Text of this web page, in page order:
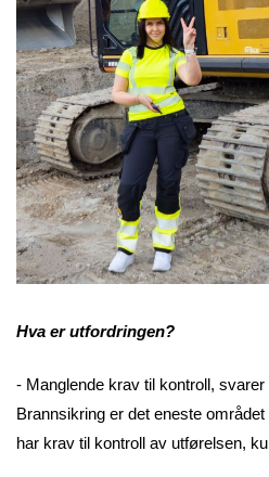
Hva er utfordringen?
- Manglende krav til kontroll,
Brannsikring er det eneste
har krav til kontroll av utførelsen,